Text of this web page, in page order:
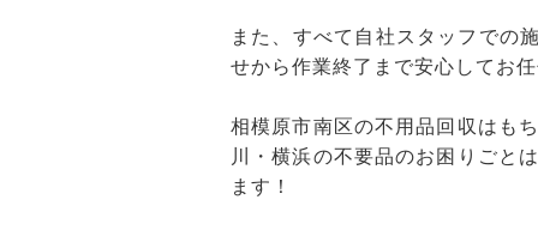
また、すべて自社スタッフでの
せから作業終了まで安心してお
相模原市南区の不用品回収はも
川・横浜の不要品のお困りごと
ます！